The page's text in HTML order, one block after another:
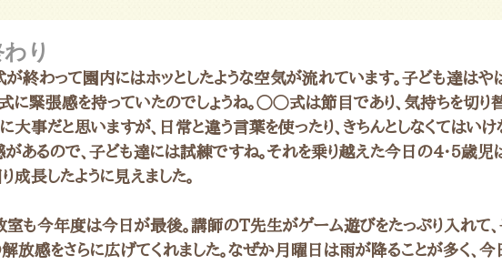
り
終わって園内にはホッとしたような空気が流れています。子ども達はや
に緊張感を持っていたのでしょうね。◯◯式は節目であり、気持ちを切り
大事だと思いますが、日常と違う言葉を使ったり、きちんとしなくてはいけ
あるので、子ども達には試練ですね。それを乗り越えた今日の4・5歳児
成長したように見えました。
も今年度は今日が最後。講師のT先生がゲーム遊びをたっぷり入れて
放感をさらに広げてくれました。なぜか月曜日は雨が降ることが多く、今